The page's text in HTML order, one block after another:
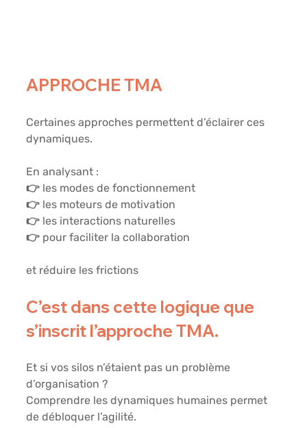
APPROCHE TMA
Certaines approches permettent d’éclairer ces
dynamiques.
En analysant :
👉 les modes de fonctionnement
👉 les moteurs de motivation
👉 les interactions naturelles
👉 pour faciliter la collaboration
et réduire les frictions
C’est dans cette logique que
s’inscrit l’approche TMA.
Et si vos silos n’étaient pas un problème
d’organisation ?
Comprendre les dynamiques humaines permet
de débloquer l’agilité.